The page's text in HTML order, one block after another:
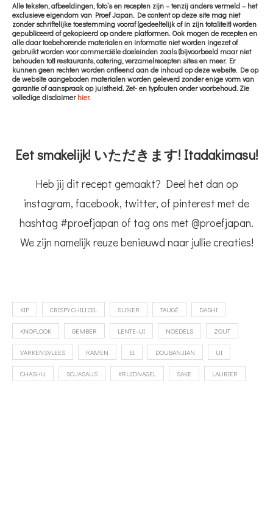
Alle teksten, afbeeldingen, foto’s en recepten zijn – tenzij anders vermeld – het
exclusieve eigendom van Proef Japan. De content op deze site mag niet
zonder schriftelijke toestemming vooraf (gedeeltelijk of in zijn totaliteit) worden
gepubliceerd of gekopieerd op andere platformen. Ook mogen de recepten en
alle daar toebehorende materialen en informatie niet worden ingezet of
gebruikt worden voor commerciële doeleinden zoals (bijvoorbeeld maar niet
behouden tot) restaurants, catering, verzamelrecepten sites en meer. Er
kunnen geen rechten worden ontleend aan de inhoud op deze website. De op
de website aangeboden materialen worden geleverd zonder enige vorm van
garantie of aanspraak op juistheid. Zet- en typfouten onder voorbehoud. Zie
volledige disclaimerhier.
Eet smakelijk! いただきます! Itadakimasu!
Heb jij dit recept gemaakt? Deel het dan op
instagram, facebook, twitter, of pinterest met de
hashtag #proefjapan of tag ons met @proefjapan.
We zijn namelijk reuze benieuwd naar jullie creaties!
KIP CRISPY CHILI OIL SUIKER TAUGÉ DASHI
KNOFLOOK GEMBER LENTE-UI NOEDELS ZOUT
VARKENSVLEES RAMEN EI DOUBANJIAN UI
CHASHU SOJASAUS KRUIDNAGEL SAKE LAURIER